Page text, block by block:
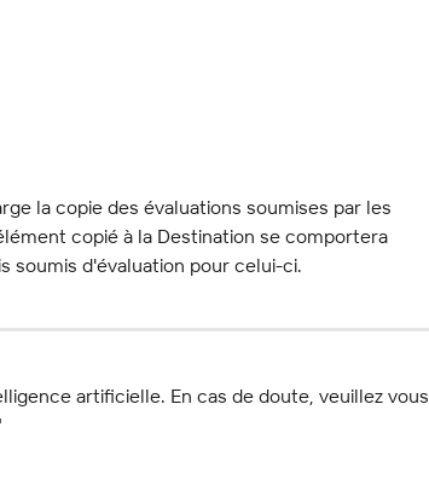
la copie des évaluations soumises par les
copié à la Destination se comportera
soumis d'évaluation pour celui-ci.
artificielle. En cas de doute, veuillez vous